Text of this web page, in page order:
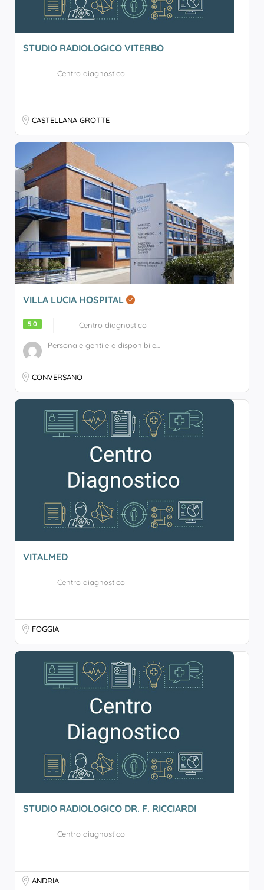
STUDIO RADIOLOGICO VITERBO
Centro diagnostico
CASTELLANA GROTTE
VILLA LUCIA HOSPITAL
5.0 Centro diagnostico
Personale gentile e disponibile...
CONVERSANO
VITALMED
Centro diagnostico
FOGGIA
STUDIO RADIOLOGICO DR. F. RICCIARDI
Centro diagnostico
ANDRIA